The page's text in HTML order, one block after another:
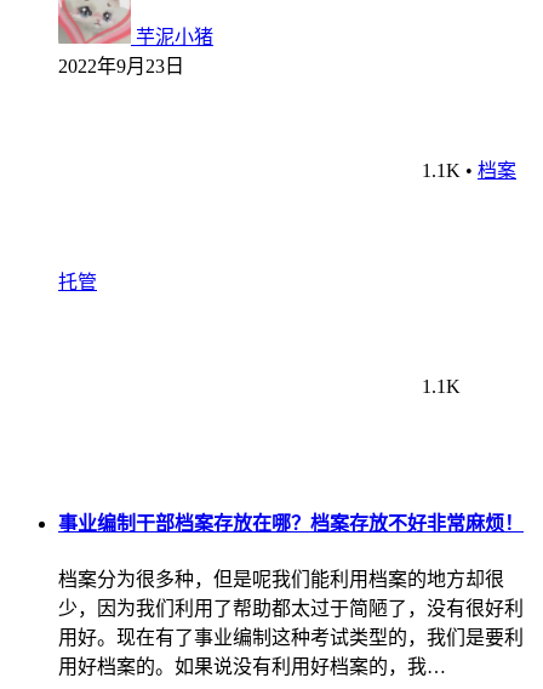
芋泥小猪
2022年9月23日
1.1K • 档案
托管
1.1K
事业编制干部档案存放在哪？档案存放不好非常麻烦！
档案分为很多种，但是呢我们能利用档案的地方却很
少，因为我们利用了帮助都太过于简陋了，没有很好利
用好。现在有了事业编制这种考试类型的，我们是要利
用好档案的。如果说没有利用好档案的，我…